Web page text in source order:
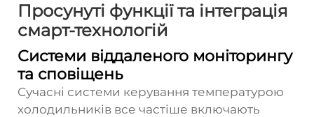
Просунуті функції та інтеграція
смарт-технологій
Системи віддаленого моніторингу
та сповіщень
Сучасні системи керування температурою
холодильників все частіше включають